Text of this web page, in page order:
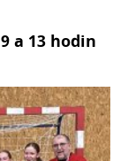
a 13 hodin